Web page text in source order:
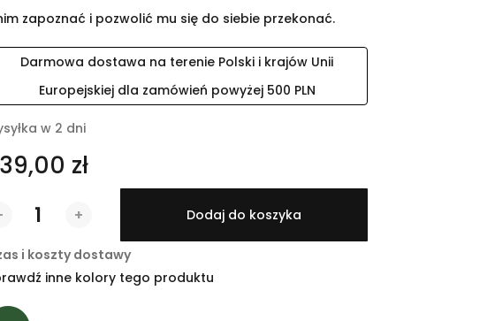
zapoznać i pozwolić mu się do siebie przekonać.
Darmowa dostawa na terenie Polski i krajów Unii
Europejskiej dla zamówień powyżej 500 PLN
w 2 dni
zł
+ Dodaj do koszyka
i koszty dostawy
inne kolory tego produktu